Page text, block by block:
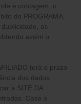
e contagem, o
do PROGRAMA,
os
assim o
terá o prazo
dos dados
à SITE DA
Caso o